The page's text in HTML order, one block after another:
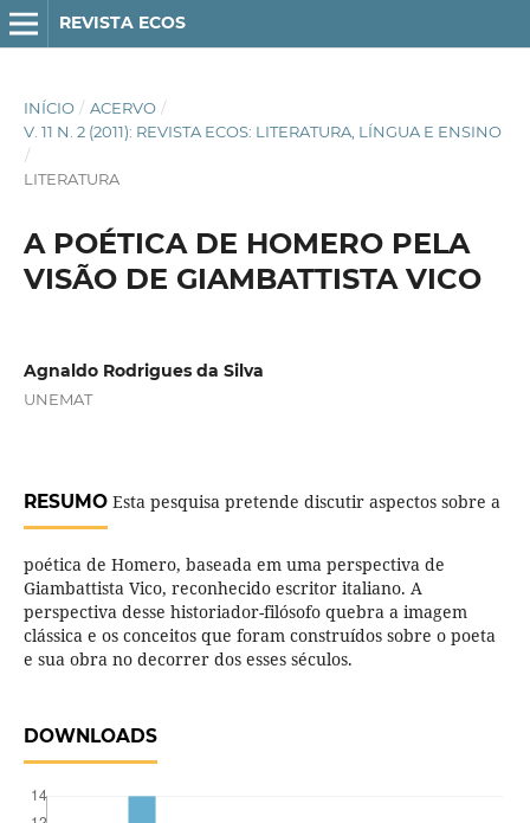
REVISTA ECOS
INÍCIO / ACERVO /
V. 11 N. 2 (2011): REVISTA ECOS: LITERATURA, LÍNGUA E ENSINO
/
LITERATURA
A POÉTICA DE HOMERO PELA
VISÃO DE GIAMBATTISTA VICO
Agnaldo Rodrigues da Silva
UNEMAT
RESUMOEsta pesquisa pretende discutir aspectos sobre a
poética de Homero, baseada em uma perspectiva de
Giambattista Vico, reconhecido escritor italiano. A
perspectiva desse historiador-filósofo quebra a imagem
clássica e os conceitos que foram construídos sobre o poeta
e sua obra no decorrer dos esses séculos.
DOWNLOADS